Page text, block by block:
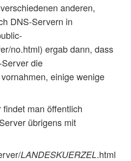
anderen,
DNS-Servern in
no.html) ergab dann, dass
die
einige wenige
man öffentlich
übrigens mit
LANDESKUERZEL.html